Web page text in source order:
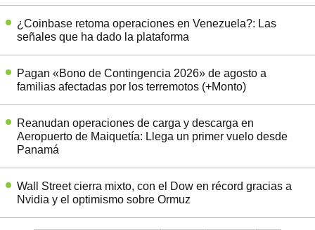
¿Coinbase retoma operaciones en Venezuela?: Las
señales que ha dado la plataforma
Pagan «Bono de Contingencia 2026» de agosto a
familias afectadas por los terremotos (+Monto)
Reanudan operaciones de carga y descarga en
Aeropuerto de Maiquetía: Llega un primer vuelo desde
Panamá
Wall Street cierra mixto, con el Dow en récord gracias a
Nvidia y el optimismo sobre Ormuz